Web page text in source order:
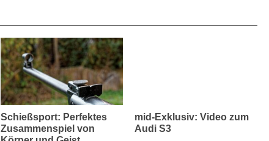
Schießsport: Perfektes
Zusammenspiel von
mid-Exklusiv: Video zum
Audi S3